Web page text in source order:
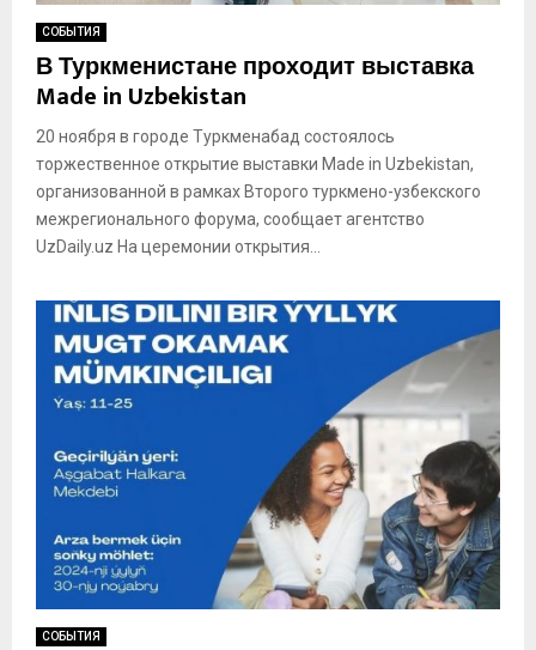
СОБЫТИЯ
В Туркменистане проходит выставка
Made in Uzbekistan
20 ноября в городе Туркменабад состоялось
торжественное открытие выставки Made in Uzbekistan,
организованной в рамках Второго туркмено-узбекского
межрегионального форума, сообщает агентство
UzDaily.uz На церемонии открытия...
СОБЫТИЯ